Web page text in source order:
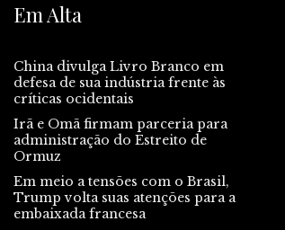
Em Alta
China divulga Livro Branco em
defesa de sua indústria frente às
críticas ocidentais
Irã e Omã firmam parceria para
administração do Estreito de
Ormuz
Em meio a tensões com o Brasil,
Trump volta suas atenções para a
embaixada francesa